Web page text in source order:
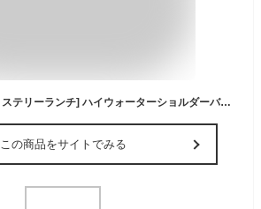
MYSTERY RANCH[ミステリーランチ] ハイウォーターショルダーバッグ [19761477] ショルダーバック・防水バッグ・ウォーターアクティビティ・パドルボード・サップ・ミリタリーバッグ・MEN'S/LADY'S [2023SS]
この商品をサイトでみる